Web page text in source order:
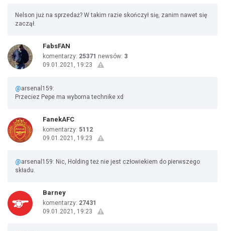
Nelson już na sprzedaż? W takim razie skończył się, zanim nawet się
zaczął.
FabsFAN
komentarzy: 25371 newsów: 3
09.01.2021, 19:23
@arsenal159:
Przeciez Pepe ma wyborna technike xd
FanekAFC
komentarzy: 5112
09.01.2021, 19:23
@arsenal159: Nic, Holding też nie jest człowiekiem do pierwszego
składu.
Barney
komentarzy: 27431
09.01.2021, 19:23